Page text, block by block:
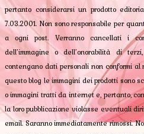
pertanto considerarsi un prodotto
7.03.2001. Non sono responsabile per
a ogni post. Verranno cancellati i
dell’immagine o dell’onorabilità di
contengano dati personali non conformi
questo blog le immagini dei prodotti sono
o immagini tratti da internet e, pertanto,
la loro pubblicazione violasse eventuali
email. Saranno immediatamente rimossi.